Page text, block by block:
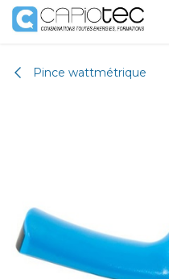
Se rendre au contenu
Pince wattmétrique